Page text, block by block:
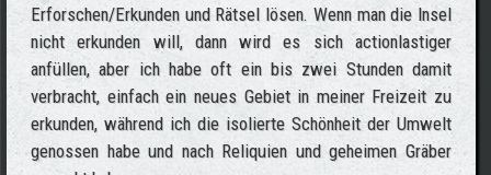
Erforschen/Erkunden und Rätsel lösen. Wenn man die Insel
nicht erkunden will, dann wird es sich actionlastiger
anfüllen, aber ich habe oft ein bis zwei Stunden damit
verbracht, einfach ein neues Gebiet in meiner Freizeit zu
erkunden, während ich die isolierte Schönheit der Umwelt
genossen habe und nach Reliquien und geheimen Gräber